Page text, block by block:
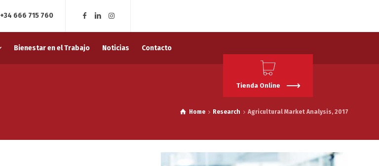
+34 666 715 760
Bienestar en el Trabajo Noticias Contacto
Home Research Agricultural Market Analysis, 2017
Tienda Online